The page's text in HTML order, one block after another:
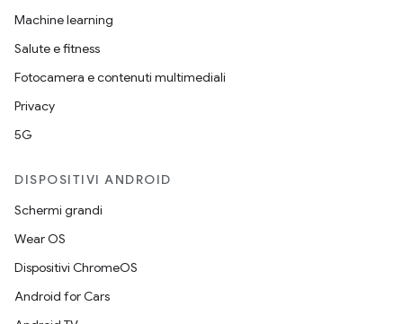
Machine learning
Salute e fitness
Fotocamera e contenuti multimediali
Privacy
5G
DISPOSITIVI ANDROID
Schermi grandi
Wear OS
Dispositivi ChromeOS
Android for Cars